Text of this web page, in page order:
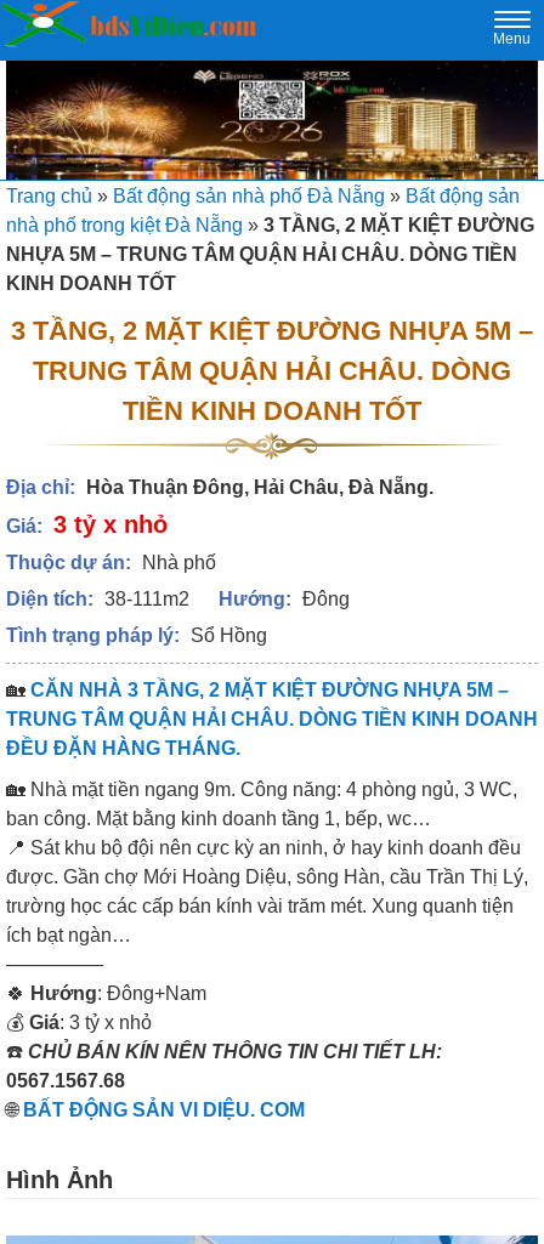
Menu
Trang chủ » Bất động sản nhà phố Đà Nẵng » Bất động sản
nhà phố trong kiệt Đà Nẵng » 3 TẦNG, 2 MẶT KIỆT ĐƯỜNG
NHỰA 5M – TRUNG TÂM QUẬN HẢI CHÂU. DÒNG TIỀN
KINH DOANH TỐT
3 TẦNG, 2 MẶT KIỆT ĐƯỜNG NHỰA 5M –
TRUNG TÂM QUẬN HẢI CHÂU. DÒNG
TIỀN KINH DOANH TỐT
Địa chỉ:
Hòa Thuận Đông, Hải Châu, Đà Nẵng.
Giá: 3 tỷ x nhỏ
Thuộc dự án:
Nhà phố
Diện tích: 38-111m2 Hướng: Đông
Tình trạng pháp lý:
Sổ Hồng
🏡 CĂN NHÀ 3 TẦNG, 2 MẶT KIỆT ĐƯỜNG NHỰA 5M –
TRUNG TÂM QUẬN HẢI CHÂU. DÒNG TIỀN KINH DOANH
ĐỀU ĐẶN HÀNG THÁNG.
🏡 Nhà mặt tiền ngang 9m. Công năng: 4 phòng ngủ, 3 WC,
ban công. Mặt bằng kinh doanh tầng 1, bếp, wc…
📍 Sát khu bộ đội nên cực kỳ an ninh, ở hay kinh doanh đều
được. Gần chợ Mới Hoàng Diệu, sông Hàn, cầu Trần Thị Lý,
trường học các cấp bán kính vài trăm mét. Xung quanh tiện
ích bạt ngàn…
—————
🍀 Hướng: Đông+Nam
💰 Giá: 3 tỷ x nhỏ
☎️ CHỦ BÁN KÍN NÊN THÔNG TIN CHI TIẾT LH:
0567.1567.68
🌐 BẤT ĐỘNG SẢN VI DIỆU. COM
Hình Ảnh